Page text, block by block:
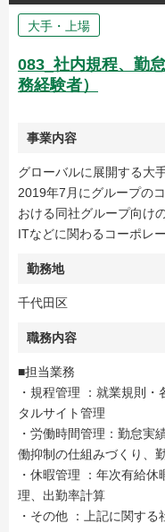
大手・上場
083_社内規程、勤
務経験者）
事業内容
グローバルに展開する大
2019年7月にグループの
おける同社グループ向け
ITなどに関わるコーポレ
勤務地
千代田区
職務内容
■担当業務
・規程管理 ：就業規則
タルサイト管理
・労働時間管理：勤怠実
働抑制の仕組みづくり、
・休暇管理 ：年次有給
理、出勤率計算
・その他 ：上記に関す